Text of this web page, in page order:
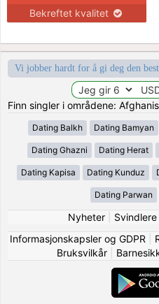
Bekreftet kvalitet
Vi jobber hardt for å gi deg den
Finn singler i områdene:
Dating Balkh Dating Bamyan
Dating Ghazni Dating Herat
Dating Kapisa Dating Kunduz
Dating Parwan
Nyheter| Svindlere|
Informasjonskapsler og GDPR
Bruksvilkår